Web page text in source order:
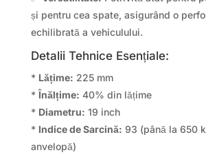
și pentru cea spate, asigurând o
echilibrată a vehiculului.
Detalii Tehnice Esențiale:
* Lățime: 225 mm
*Înălțime: 40% din lățime
* Diametru: 19 inch
* Indice de Sarcină: 93 (până la 650
anvelopă)